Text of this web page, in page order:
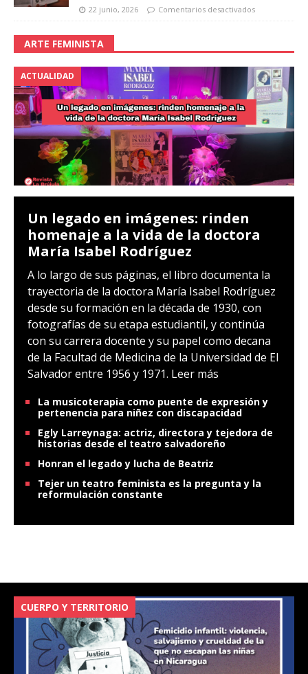
22 junio, 2026 Comentarios desactivados
ARTE FEMINISTA
ACTUALIDAD
Un legado en imágenes: rinden
homenaje a la vida de la doctora
María Isabel Rodríguez
A lo largo de sus páginas, el libro documenta la
trayectoria de la doctora María Isabel Rodríguez
desde su formación en la década de 1930, con
fotografías de su etapa estudiantil, y continúa
con su carrera docente y su papel como decana
de la Facultad de Medicina de la Universidad de El
Salvador entre 1956 y 1971. Leer más
La musicoterapia como puente de expresión y
pertenencia para niñez con discapacidad
Egly Larreynaga: actriz, directora y tejedora de
historias desde el teatro salvadoreño
Honran el legado y lucha de Beatriz
Tejer un teatro feminista es la pregunta y la
reformulación constante
CUERPO Y TERRITORIO